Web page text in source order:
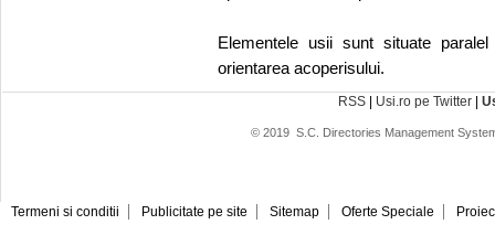
Elementele usii sunt situate
orientarea acoperisului.
RSS | Usi.ro pe Twitter |
© 2019 S.C. Directories Management
Termeni si conditii Publicitate pe site Sitemap Oferte Speciale